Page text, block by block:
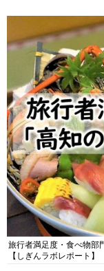
旅行者満足度・食べ物部
【しぎんラボレポート】